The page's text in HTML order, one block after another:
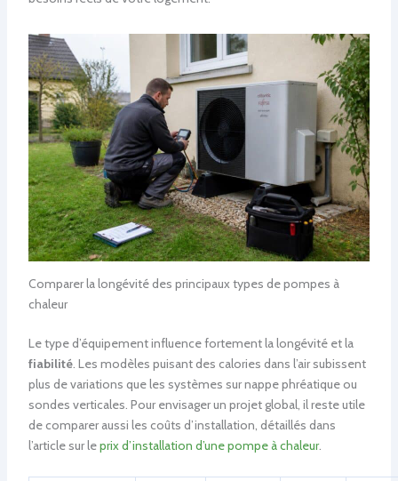
Comparer la longévité des principaux types de pompes à
chaleur
Le type d’équipement influence fortement la longévité et la
fiabilité. Les modèles puisant des calories dans l’air subissent
plus de variations que les systèmes sur nappe phréatique ou
sondes verticales. Pour envisager un projet global, il reste utile
de comparer aussi les coûts d’installation, détaillés dans
l’article sur leprix d’installation d’une pompe à chaleur.